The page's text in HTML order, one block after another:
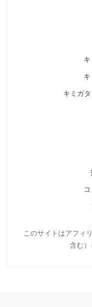
キ
キ
キミガタ
このサイトはアフィ
含む）